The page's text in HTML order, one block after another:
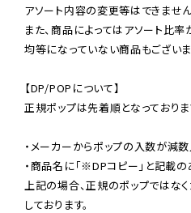
アソート内容の変更等はできません
また、商品によってはアソート比率
均等になっていない商品もございま
【DP/POPについて】
正規ポップは先着順となっておりま
・メーカーからポップの入数が減
・商品名に「※DPコピー」と記載
上記の場合、正規のポップではな
しております。